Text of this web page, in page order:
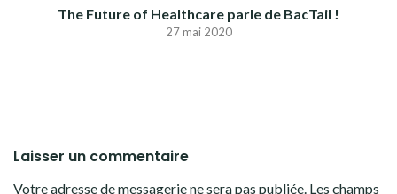
The Future of Healthcare parle de BacTail !
27 mai 2020
Laisser un commentaire
Votre adresse de messagerie ne sera pas publiée. Les champs